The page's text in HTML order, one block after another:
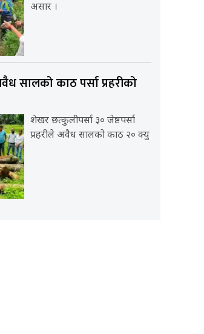
असार ।
सालको काठ पर्सा प्रहरीको
शेखर छत्कुलीपर्सा ३० जेष्ठपर्सा
प्रहरीले अवैध सालको काठ २० क्यु